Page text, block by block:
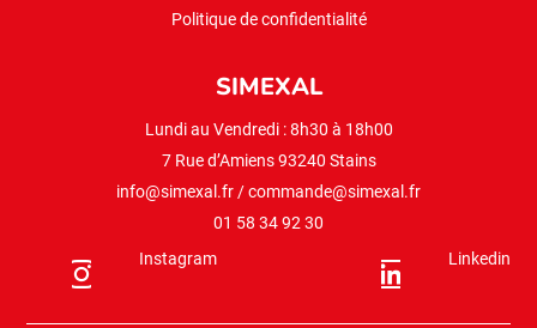
Politique de confidentialité
SIMEXAL
Lundi au Vendredi : 8h30 à 18h00
7 Rue d’Amiens 93240 Stains
info@simexal.fr /commande@simexal.fr
01 58 34 92 30
Instagram
Linkedin